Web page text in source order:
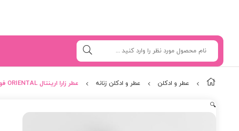
عطر و ادکلن عطر و ادکلن زنانه عطر زارا ارینتال ORIENTAL فول سایز 180 میل
🔍